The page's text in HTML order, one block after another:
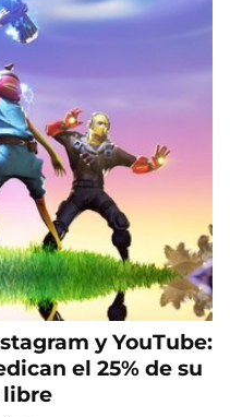
y YouTube:
el 25% de su